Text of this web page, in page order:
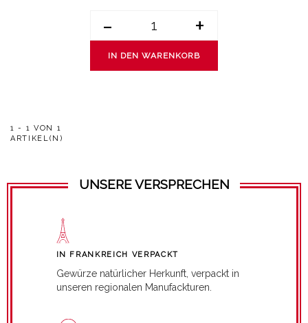
- +
IN DEN WARENKORB
1 - 1 VON 1
ARTIKEL(N)
UNSERE VERSPRECHEN
IN FRANKREICH VERPACKT
Gewürze natürlicher Herkunft, verpackt in
unseren regionalen Manufackturen.